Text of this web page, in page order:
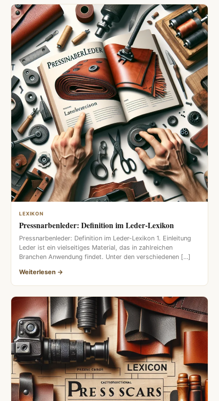
LEXIKON
Pressnarbenleder: Definition im Leder-Lexikon
Pressnarbenleder: Definition im Leder-Lexikon 1. Einleitung
Leder ist ein vielseitiges Material, das in zahlreichen
Branchen Anwendung findet. Unter den verschiedenen […]
Weiterlesen →